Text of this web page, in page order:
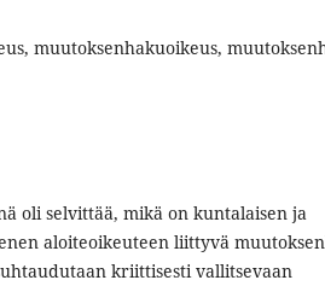
muutoksenhakuoikeus,
oli selvittää, mikä on kuntalaisen ja
aloiteoikeuteen liittyvä
kriittisesti vallitsevaan